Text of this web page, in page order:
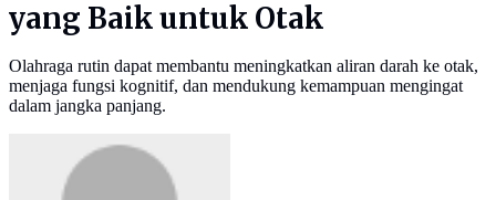
yang Baik untuk Otak
Olahraga rutin dapat membantu meningkatkan aliran darah ke otak,
menjaga fungsi kognitif, dan mendukung kemampuan mengingat
dalam jangka panjang.